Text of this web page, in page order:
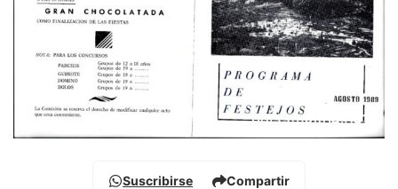
Suscribirse Compartir